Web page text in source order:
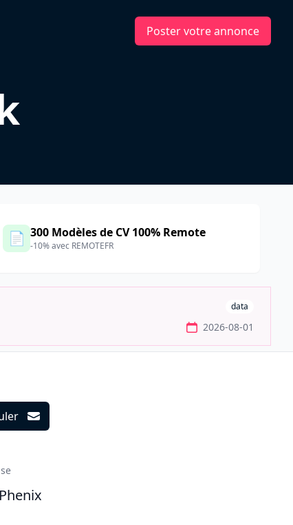
Poster votre annonce
📄 300 Modèles de CV 100% Remote
-10% avec REMOTEFR
data
2026-08-01
Phenix